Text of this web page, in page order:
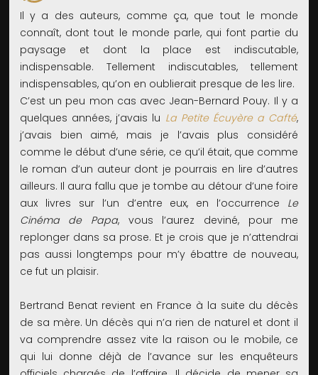
Il y a des auteurs, comme ça, que tout le monde
connaît, dont tout le monde parle, qui font partie du
paysage et dont la place est indiscutable,
indispensable. Tellement indiscutables, tellement
indispensables, qu’on en oublierait presque de les lire.
C’est un peu mon cas avec Jean-Bernard Pouy. Il y a
quelques années, j’avais lu La Petite Écuyère a Cafté,
j’avais bien aimé, mais je l’avais plus considéré
comme le début d’une série, ce qu’il était, que comme
le roman d’un auteur dont je pourrais en lire d’autres
ailleurs. Il aura fallu que je tombe au détour d’une foire
aux livres sur l’un d’entre eux, en l’occurrence Le
Cinéma de Papa, vous l’aurez deviné, pour me
replonger dans sa prose. Et je crois que je n’attendrai
pas aussi longtemps pour m’y ébattre de nouveau,
ce fut un plaisir.
Bertrand Benat revient en France à la suite du décès
de sa mère. Un décès qui n’a rien de naturel et dont il
va comprendre assez vite la raison ou le mobile, ce
qui lui donne déjà de l’avance sur les enquêteurs